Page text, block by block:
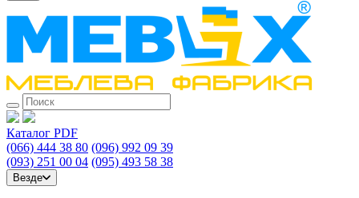
Каталог PDF
(066) 444 38 80 (096) 992 09 39
(093) 251 00 04 (095) 493 58 38
Везде